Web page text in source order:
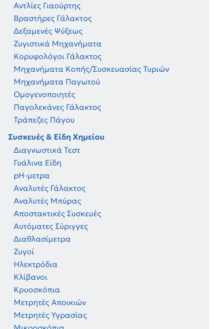
Αντλίες Γιαούρτης
Βραστήρες Γάλακτος
Δεξαμενές Ψύξεως
Ζυγιστικά Μηχανήματα
Κορυφολόγοι Γάλακτος
Μηχανήματα Κοπής/Συσκευασίας Τυριών
Μηχανήματα Παγωτού
Ομογενοποιητές
Παγολεκάνες Γάλακτος
Τράπεζες Πάγου
Συσκευές & Είδη Χημείου
Διαγνωστικά Τεστ
Γυάλινα Είδη
pH-μετρα
Αναλυτές Γάλακτος
Αναλυτές Μπύρας
Αποστακτικές Συσκευές
Αυτόματες Σύριγγες
Διαθλασίμετρα
Ζυγοί
Ηλεκτρόδια
Κλίβανοι
Κρυοσκόπια
Μετρητές Αποικιών
Μετρητές Υγρασίας